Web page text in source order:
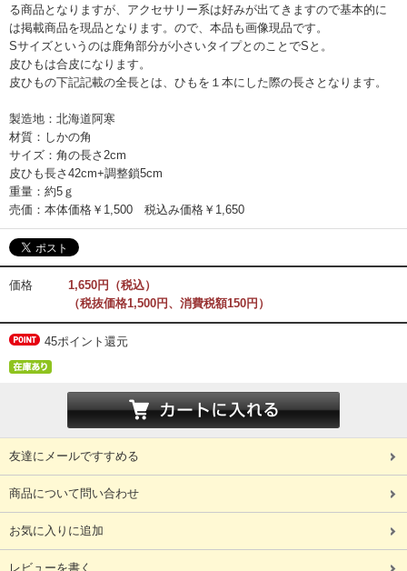
る商品となりますが、アクセサリー系は好みが出てきますので基本的に
は掲載商品を現品となります。ので、本品も画像現品です。
Sサイズというのは鹿角部分が小さいタイプとのことでSと。
皮ひもは合皮になります。
皮ひもの下記記載の全長とは、ひもを１本にした際の長さとなります。
製造地：北海道阿寒
材質：しかの角
サイズ：角の長さ2cm
皮ひも長さ42cm+調整鎖5cm
重量：約5ｇ
売価：本体価格￥1,500 税込み価格￥1,650
価格
1,650円（税込）
（税抜価格1,500円、消費税額150円）
45ポイント還元
友達にメールですすめる
商品について問い合わせ
お気に入りに追加
レビューを書く